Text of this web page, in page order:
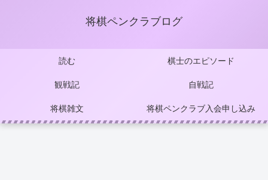
将棋ペンクラブログ
読む 棋士のエピソード
観戦記 自戦記
将棋雑文 将棋ペンクラブ入会申し込み